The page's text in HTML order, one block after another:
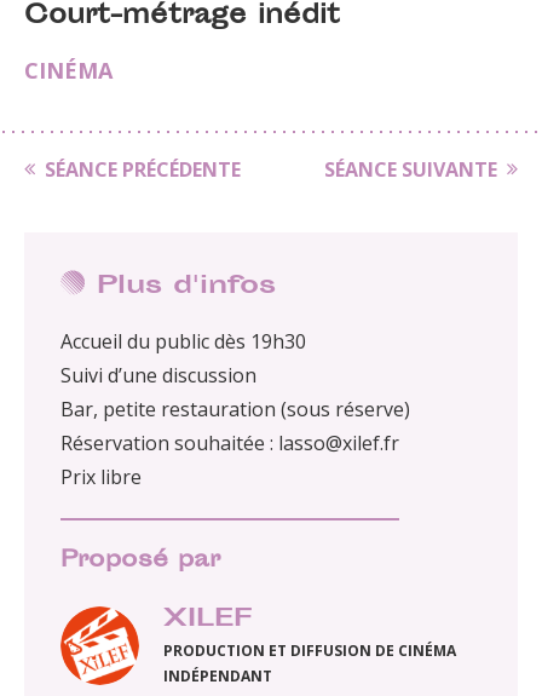
Court-métrage inédit
CINÉMA
SÉANCE PRÉCÉDENTE SÉANCE SUIVANTE
Plus d'infos
Accueil du public dès 19h30
Suivi d’une discussion
Bar, petite restauration (sous réserve)
Réservation souhaitée : lasso@xilef.fr
Prix libre
Proposé par
XILEF
PRODUCTION ET DIFFUSION DE CINÉMA
INDÉPENDANT